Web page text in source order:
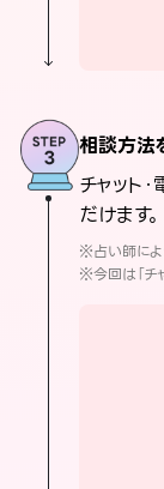
相談方法
チャット
だけます。
※占い師によ
※今回は「チ